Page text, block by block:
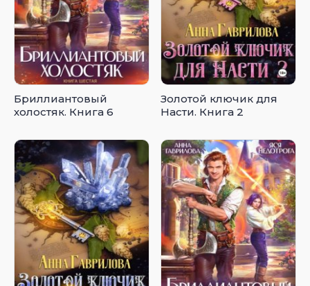
Бриллиантовый
холостяк. Книга 6
Золотой ключик для
Насти. Книга 2